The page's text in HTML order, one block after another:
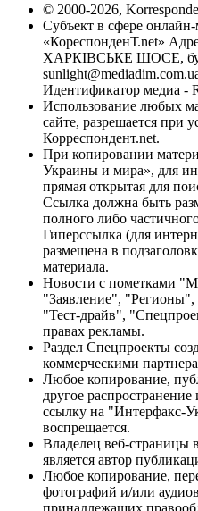
© 2000-2026,
Субъект в сфере
«КореспонденТ.net»
ХАРКІВСЬКЕ ШОСЕ,
Идентификатор медиа -
Использование любых
сайте, разрешается при
Корреспондент.net.
При копировании
Украины и мира», для
прямая открытая для
Ссылка должна быть
полного либо
Гиперссылка (для
размещена в
материала.
Новости с пометками
"Заявление",
"Тест-драйв",
правах рекламы.
Раздел Спецпроекты
коммерческими
Любое копирование,
другое
ссылку на "Интерфакс-
воспрещается.
Владелец веб-страницы
является автор
Любое копирование,
фотографий и/или
принадлежащих